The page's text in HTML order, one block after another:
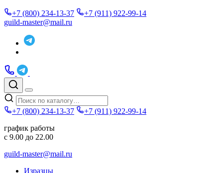
+7 (800) 234-13-37
+7 (911) 922-99-14
guild-master@mail.ru
Подписаться
в
Max
Позвонить
Telegram
Поиск
по
каталогу
Меню
+7 (800) 234-13-37
+7 (911) 922-99-14
график работы
с 9.00 до 22.00
guild-master@mail.ru
Изразцы